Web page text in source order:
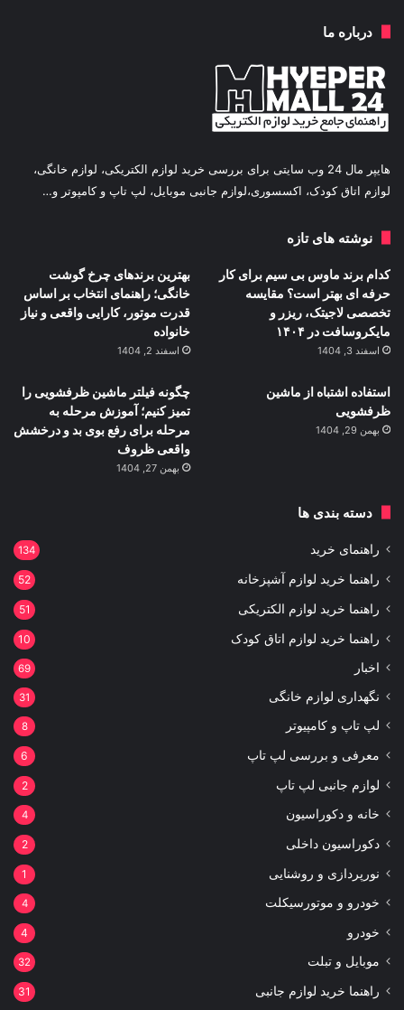
درباره ما
هایپر مال 24 وب سایتی برای بررسی خرید لوازم الکتریکی، لوازم خانگی،
لوازم اتاق کودک، اکسسوری،لوازم جانبی موبایل، لپ تاپ و کامپوتر و…
نوشته های تازه
کدام برند ماوس بی سیم برای کار
حرفه ای بهتر است؟ مقایسه
تخصصی لاجیتک، ریزر و
مایکروسافت در ۱۴۰۴
اسفند 3, 1404
بهترین برندهای چرخ گوشت
خانگی؛ راهنمای انتخاب بر اساس
قدرت موتور، کارایی واقعی و نیاز
خانواده
اسفند 2, 1404
استفاده اشتباه از ماشین
ظرفشویی
بهمن 29, 1404
چگونه فیلتر ماشین ظرفشویی را
تمیز کنیم؛ آموزش مرحله به
مرحله برای رفع بوی بد و درخشش
واقعی ظروف
بهمن 27, 1404
دسته بندی ها
راهنمای خرید 134
راهنما خرید لوازم آشپزخانه 52
راهنما خرید لوازم الکتریکی 51
راهنما خرید لوازم اتاق کودک 10
اخبار 69
نگهداری لوازم خانگی 31
لپ تاپ و کامپیوتر 8
معرفی و بررسی لپ تاپ 6
لوازم جانبی لپ تاپ 2
خانه و دکوراسیون 4
دکوراسیون داخلی 2
نورپردازی و روشنایی 1
خودرو و موتورسیکلت 4
خودرو 4
موبایل و تبلت 32
راهنما خرید لوازم جانبی 31